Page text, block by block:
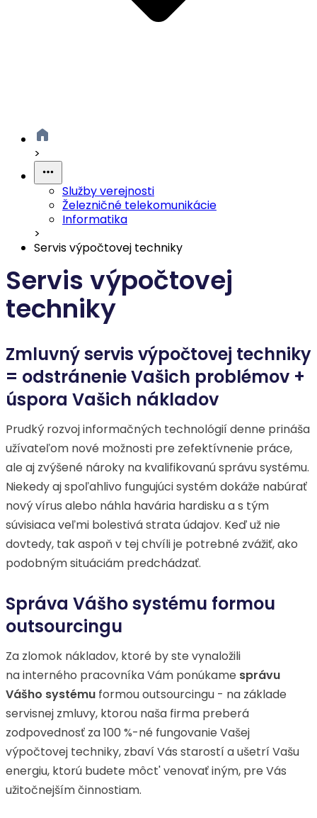
>
Služby verejnosti
Železničné telekomunikácie
Informatika
>
Servis výpočtovej techniky
Servis výpočtovej
techniky
Zmluvný servis výpočtovej techniky
= odstránenie Vašich problémov +
úspora Vašich nákladov
Prudký rozvoj informačných technológií denne prináša
užívateľom nové možnosti pre zefektívnenie práce,
ale aj zvýšené nároky na kvalifikovanú správu systému.
Niekedy aj spoľahlivo fungujúci systém dokáže nabúrať
nový vírus alebo náhla havária hardisku a s tým
súvisiaca veľmi bolestivá strata údajov. Keď už nie
dovtedy, tak aspoň v tej chvíli je potrebné zvážiť, ako
podobným situáciám predchádzať.
Správa Vášho systému formou
outsourcingu
Za zlomok nákladov, ktoré by ste vynaložili
na interného pracovníka Vám ponúkame správu
Vášho systému formou outsourcingu - na základe
servisnej zmluvy, ktorou naša firma preberá
zodpovednosť za 100 %-né fungovanie Vašej
výpočtovej techniky, zbaví Vás starostí a ušetrí Vašu
energiu, ktorú budete môct' venovať iným, pre Vás
užitočnejším činnostiam.